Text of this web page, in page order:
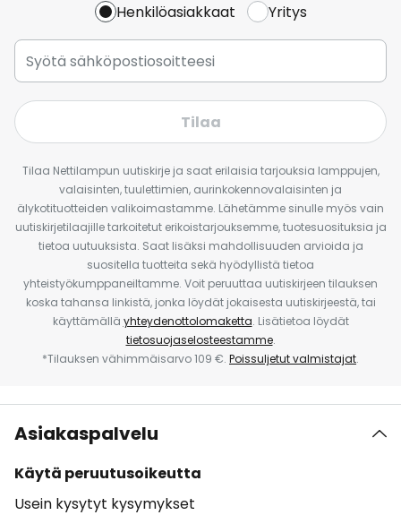
Henkilöasiakkaat Yritys
Tilaa
Tilaa Nettilampun uutiskirje ja saat erilaisia tarjouksia lamppujen,
valaisinten, tuulettimien, aurinkokennovalaisinten ja
älykotituotteiden valikoimastamme. Lähetämme sinulle myös vain
uutiskirjetilaajille tarkoitetut erikoistarjouksemme, tuotesuosituksia ja
tietoa uutuuksista. Saat lisäksi mahdollisuuden arvioida ja
suositella tuotteita sekä hyödyllistä tietoa
yhteistyökumppaneiltamme. Voit peruuttaa uutiskirjeen tilauksen
koska tahansa linkistä, jonka löydät jokaisesta uutiskirjeestä, tai
käyttämällä yhteydenottolomaketta. Lisätietoa löydät
tietosuojaselosteestamme.
*Tilauksen vähimmäisarvo 109 €. Poissuljetut valmistajat.
Asiakaspalvelu
Käytä peruutusoikeutta
Usein kysytyt kysymykset